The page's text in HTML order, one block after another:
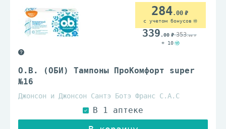
O.B. (ОБИ) Тампоны ПроКомфорт super
№16
Джонсон и Джонсон Сантэ Ботэ Франс С.А.С
284.00
с учетом бонусов
339 .00 353.00
+ 10